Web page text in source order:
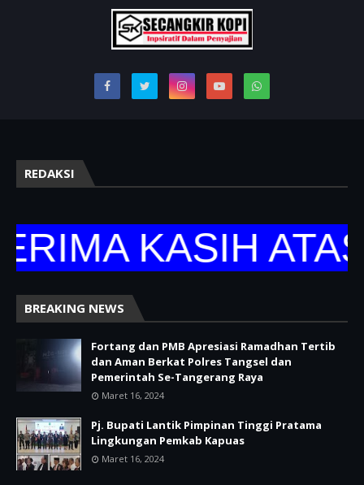
REDAKSI
KASIH ATAS
BREAKING NEWS
Fortang dan PMB Apresiasi Ramadhan Tertib
dan Aman Berkat Polres Tangsel dan
Pemerintah Se-Tangerang Raya
Maret 16, 2024
Pj. Bupati Lantik Pimpinan Tinggi Pratama
Lingkungan Pemkab Kapuas
Maret 16, 2024